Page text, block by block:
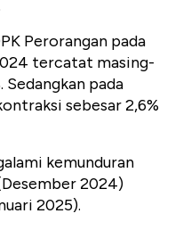
Perorangan pada
tercatat masing-
Sedangkan pada
sebesar 2,6%
kemunduran
2024)
2025).